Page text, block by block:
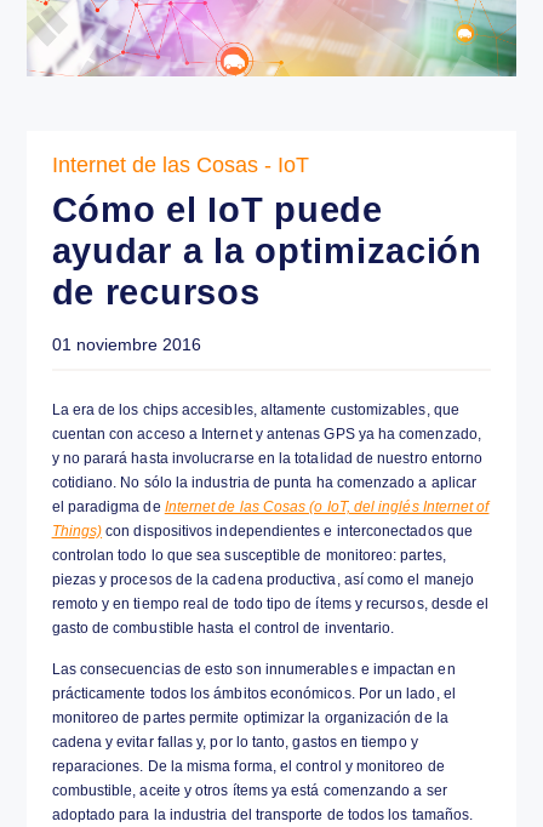
Internet de las Cosas - IoT
Cómo el IoT puede
ayudar a la
de recursos
01 noviembre 2016
La era de los chips accesibles, altamente
cuentan con acceso a Internet y antenas GPS ya
y no parará hasta involucrarse en la totalidad de
cotidiano. No sólo la industria de punta ha